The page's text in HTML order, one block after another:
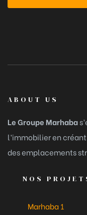
ABOUT US
Le Groupe Marhaba
l’immobilier en
des emplacements
NOS
Marhaba 1